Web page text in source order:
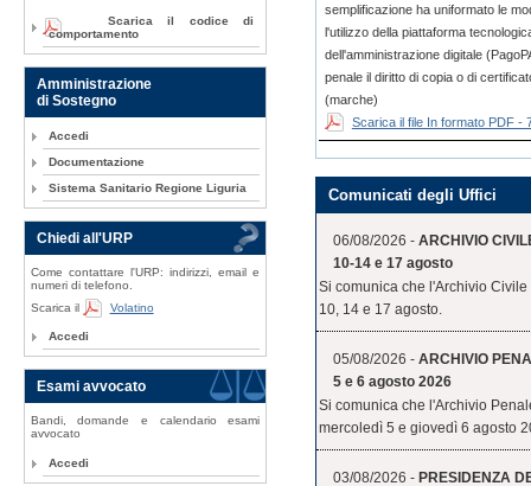
semplificazione ha uniformato le
l'utilizzo della piattaforma
dell'amministrazione digitale
penale il diritto di copia o di
(marche)
Scarica il file In formato PDF -
Comunicati degli Uffici
06/08/2026 - ARCHIVIO
10-14 e 17 agosto
Si comunica che l'Archivio
10, 14 e 17 agosto.
05/08/2026 - ARCHIVIO
5 e 6 agosto 2026
Si comunica che l'Archivio
mercoledì 5 e giovedì 6 agosto
03/08/2026 - PRESIDENZA
Scarica il codice di
comportamento
Amministrazione
di Sostegno
Accedi
Documentazione
Sistema Sanitario Regione Liguria
Chiedi all'URP
Come contattare l'URP: indirizzi, email e
numeri di telefono.
Scarica il
Volatino
Accedi
Esami avvocato
Bandi, domande e calendario esami
avvocato
Accedi